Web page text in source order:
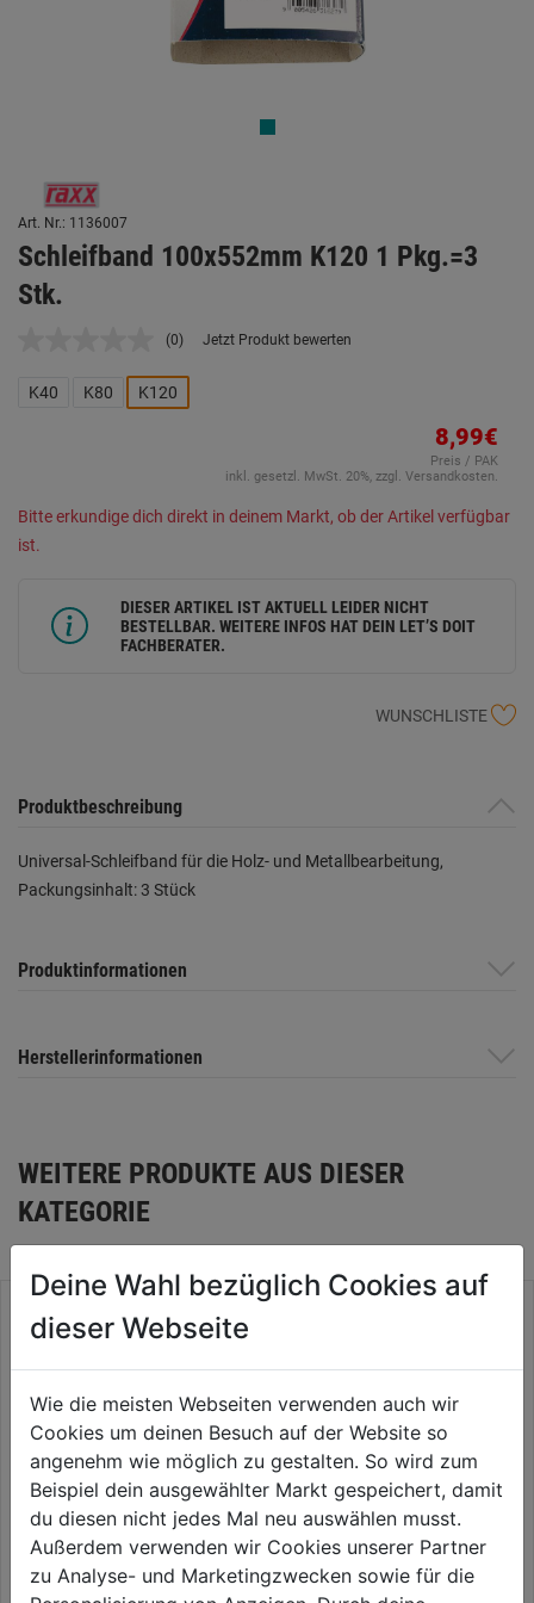
Art. Nr.: 1136007
Schleifband 100x552mm K120 1 Pkg.=3
Stk.
Kein
Link
auf
(0) Jetzt Produkt bewerten
K40 K80 K120
8,99€
Preis / PAK
inkl. gesetzl. MwSt. 20%, zzgl. Versandkosten.
Bitte erkundige dich direkt in deinem Markt, ob der Artikel verfügbar
ist.
DIESER ARTIKEL IST AKTUELL LEIDER NICHT
BESTELLBAR. WEITERE INFOS HAT DEIN LET’S DOIT
FACHBERATER.
WUNSCHLISTE
Produktbeschreibung
Universal-Schleifband für die Holz- und Metallbearbeitung,
Packungsinhalt: 3 Stück
Produktinformationen
Herstellerinformationen
WEITERE PRODUKTE AUS DIESER
KATEGORIE
Schleifscheibe gel. K60 Klett.
DM 225mm 1 Pkg=5 Stk.
Schleifscheibe gel. K80 Klett.
DM 225mm 1 Pkg=5 Stk.
Deine Wahl bezüglich Cookies auf
dieser Webseite
Wie die meisten Webseiten verwenden auch wir
Cookies um deinen Besuch auf der Website so
angenehm wie möglich zu gestalten. So wird zum
Beispiel dein ausgewählter Markt gespeichert, damit
du diesen nicht jedes Mal neu auswählen musst.
Außerdem verwenden wir Cookies unserer Partner
zu Analyse- und Marketingzwecken sowie für die